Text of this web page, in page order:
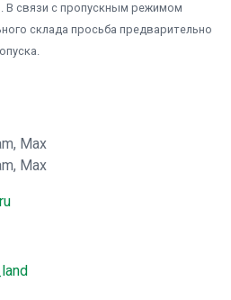
В связи с пропускным режимом
склада просьба предварительно
Max
Max